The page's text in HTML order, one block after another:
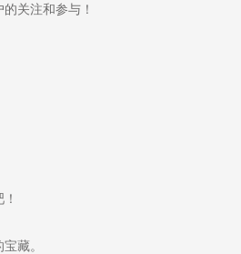
关注和参与！
藏。